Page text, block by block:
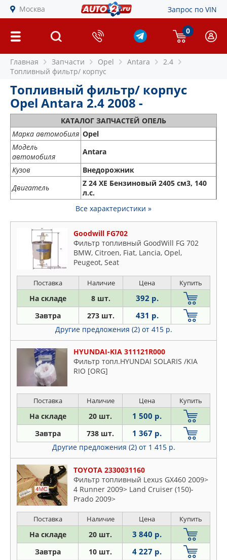
Москва Запрос по VIN
0
Главная Запчасти Opel Antara
2.4
Топливный фильтр/ корпус
Топливный фильтр/ корпус
Opel Antara 2.4 2008 -
КАТАЛОГ ЗАПЧАСТЕЙ ОПЕЛЬ
Марка автомобиля Opel
Модель
автомобиля
Antara
Кузов
Внедорожник
Двигатель
Z 24 XE Бензиновый 2405 см3, 140
л.с.
Все характеристики »
Goodwill FG702
Фильтр топливный GoodWill FG 702
BMW, Citroen, Fiat, Lancia, Opel,
Peugeot, Seat
Поставка Наличие Цена Купить
На складе 8 шт. 392 р.
Завтра 273 шт. 431 р.
Другие предложения (2) от 415 р.
HYUNDAI-KIA 311121R000
Фильтр топл.HYUNDAI SOLARIS /KIA
RIO [ORG]
Поставка Наличие Цена Купить
На складе 20 шт. 1 500 р.
Завтра 738 шт. 1 367 р.
Другие предложения (2) от 1 415 р.
TOYOTA 2330031160
Фильтр топливный Lexus GX460 2009>
4 Runner 2009> Land Cruiser (150)-
Prado 2009>
Поставка Наличие Цена Купить
На складе 20 шт. 3 840 р.
Завтра 10 шт. 4 227 р.